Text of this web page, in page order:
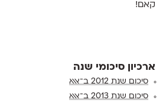
קאם!
ארכיון סיכומי שנה
סיכום שנת 2012 ב־אאא
סיכום שנת 2013 ב־אאא